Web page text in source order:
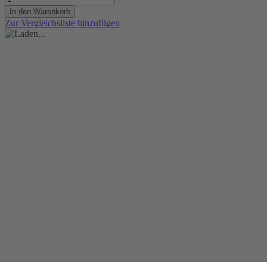
In den Warenkorb
Zur Vergleichsliste hinzufügen